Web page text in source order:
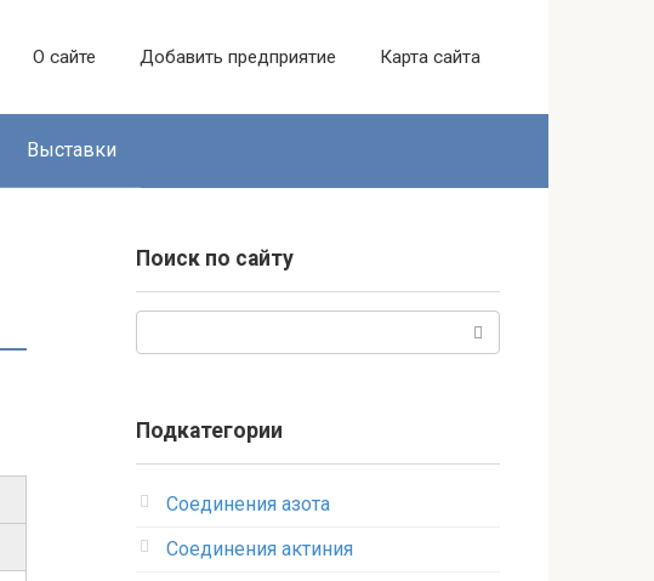
О сайте Добавить предприятие Карта сайта
Выставки
Поиск по сайту
Подкатегории
Соединения азота
Соединения актиния